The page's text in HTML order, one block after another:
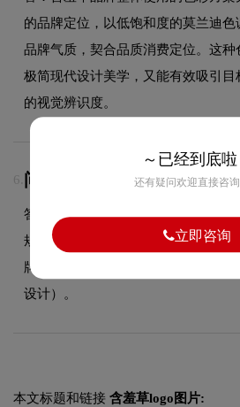
的品牌定位，以低饱和度的莫兰迪
品牌气质，契合品质消费定位。这
极简现代设计美学，又能有效吸引
的视觉辨识度。
6. 问：VI设计包含哪些物料？
答：VI设计包含基础系统（LOGO规
规范、标准字体规范）和应用系统（
牌、纸杯、手提袋、PPT模板、员工
设计）。
本文标题和链接 含羞草logo图片:
～已经到底啦
还有疑问欢迎直接咨
立即咨询